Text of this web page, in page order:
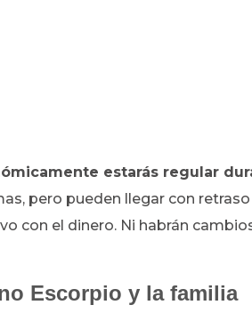
estarás regular
pero pueden llegar con
con el dinero. Ni habrán
Escorpio y la familia